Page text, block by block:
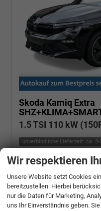
Skoda Kamiq Extra
1.5 TSI 110 kW
unverbindliche Lieferzeit: ca. 3-
Fahrzeugnr.: 508975
Benzin
Neuwagen
Verbrauch kombiniert:
5,70 l/
CO -Klasse:
D
CO2-Emissionen: 129,00 g/km
»
Wir respektieren
Unsere Website setzt Cookies
bereitzustellen. Hierbei
nur die Daten für Marketing,
uns Ihr Einverständnis geben.